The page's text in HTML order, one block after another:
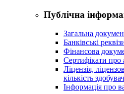
Публічна
Загальна
Банківські
Фінансова
Сертифікати про
Ліцензія,
кількість
Інформація про